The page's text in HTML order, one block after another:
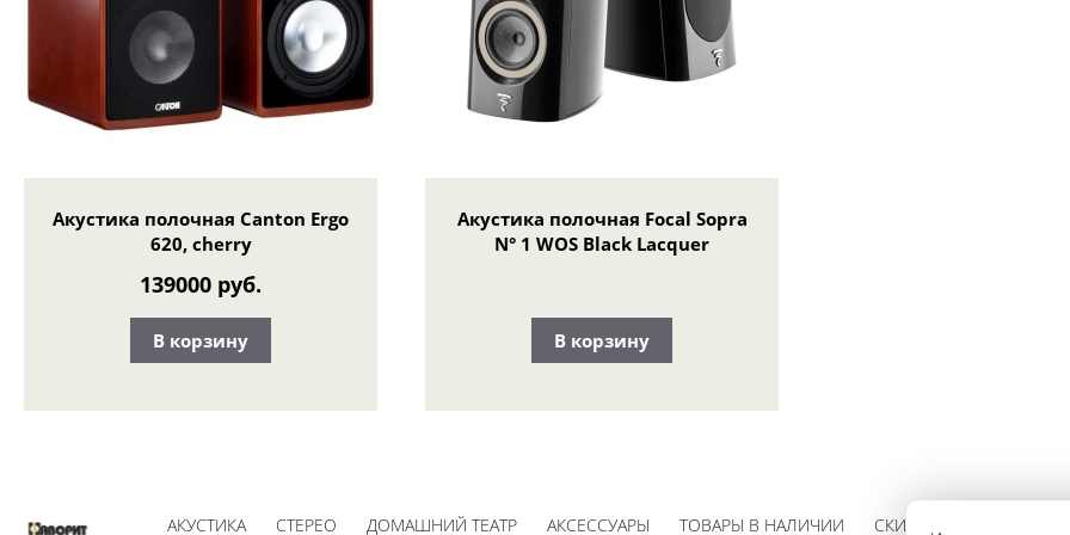
Акустика полочная Canton Ergo
620, cherry
139000 руб.
В корзину
Акустика полочная Focal Sopra
N° 1 WOS Black Lacquer
В корзину
АКУСТИКА СТЕРЕО ДОМАШНИЙ ТЕАТР АКСЕССУАРЫ ТОВАРЫ В НАЛИЧИИ СКИДКИ